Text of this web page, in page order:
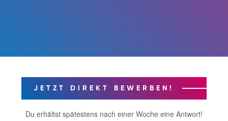
JETZT DIREKT BEWERBEN!
Du erhältst spätestens nach einer Woche eine Antwort!